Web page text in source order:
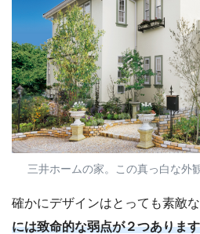
三井ホームの家。この真っ白な外
確かにデザインはとっても素敵な
には致命的な弱点が２つありま